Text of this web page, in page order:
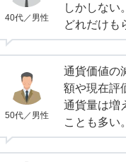
40代／男性
しかしない
どれだけも
50代／男性
通貨価値の
額や現在評
通貨量は増
ことも多い。